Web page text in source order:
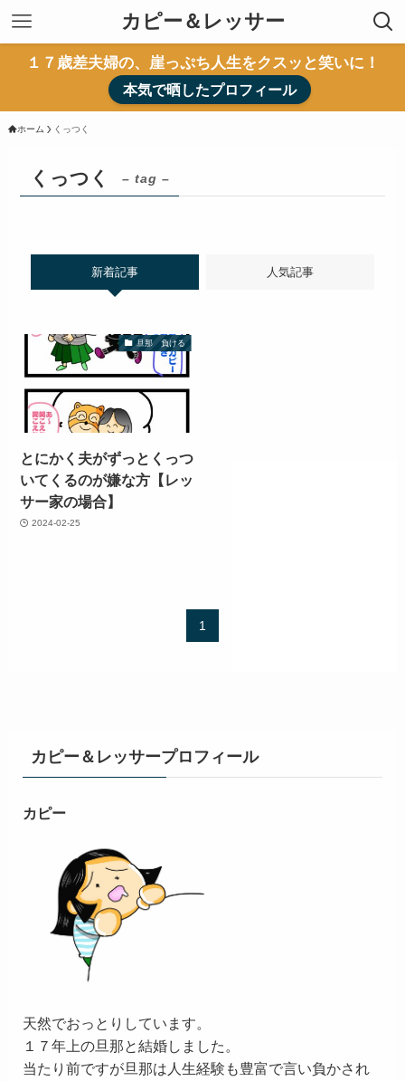
カピー＆レッサー
１７歳差夫婦の、崖っぷち人生をクスッと笑いに！
本気で晒したプロフィール
ホーム くっつく
くっつく – tag –
新着記事 人気記事
旦那 負ける
とにかく夫がずっとくっつ
いてくるのが嫌な方【レッ
サー家の場合】
2024-02-25
1
カピー＆レッサープロフィール
カピー
天然でおっとりしています。
１７年上の旦那と結婚しました。
当たり前ですが旦那は人生経験も豊富で言い負かされ